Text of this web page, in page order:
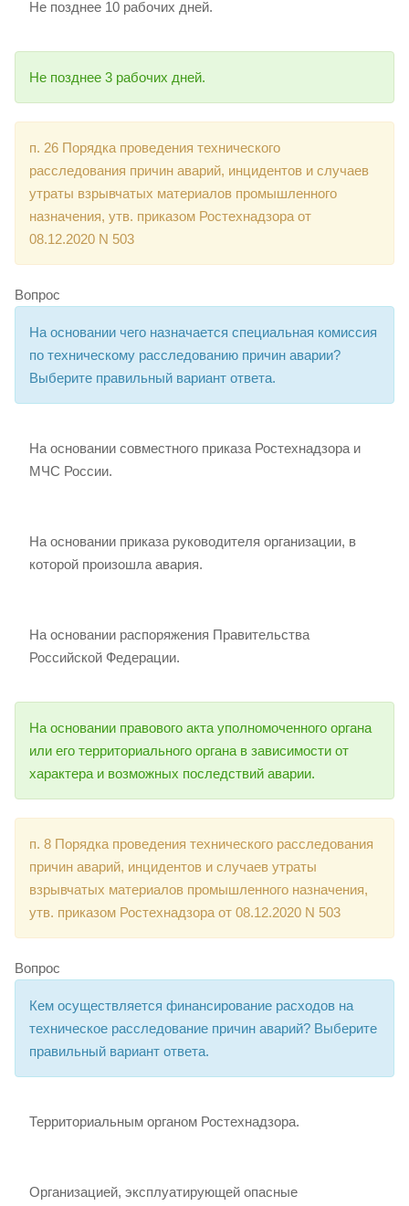
Не позднее 10 рабочих дней.
Не позднее 3 рабочих дней.
п. 26 Порядка проведения технического
расследования причин аварий, инцидентов и случаев
утраты взрывчатых материалов промышленного
назначения, утв. приказом Ростехнадзора от
08.12.2020 N 503
Вопрос
На основании чего назначается специальная комиссия
по техническому расследованию причин аварии?
Выберите правильный вариант ответа.
На основании совместного приказа Ростехнадзора и
МЧС России.
На основании приказа руководителя организации, в
которой произошла авария.
На основании распоряжения Правительства
Российской Федерации.
На основании правового акта уполномоченного органа
или его территориального органа в зависимости от
характера и возможных последствий аварии.
п. 8 Порядка проведения технического расследования
причин аварий, инцидентов и случаев утраты
взрывчатых материалов промышленного назначения,
утв. приказом Ростехнадзора от 08.12.2020 N 503
Вопрос
Кем осуществляется финансирование расходов на
техническое расследование причин аварий? Выберите
правильный вариант ответа.
Территориальным органом Ростехнадзора.
Организацией, эксплуатирующей опасные